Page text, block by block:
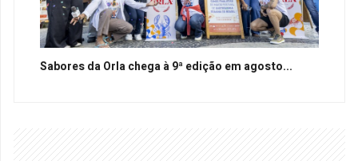
Sabores da Orla chega à 9ª edição em agosto...